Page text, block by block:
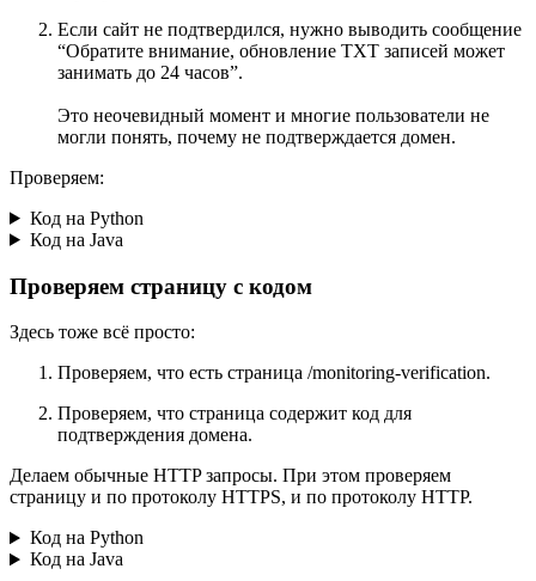
Если сайт не подтвердился, нужно выводить сообщение
“Обратите внимание, обновление TXT записей может
занимать до 24 часов”.
Это неочевидный момент и многие пользователи не
могли понять, почему не подтверждается домен.
Проверяем:
Код на Python
Код на Java
Проверяем страницу с кодом
Здесь тоже всё просто:
Проверяем, что есть страница /monitoring-verification.
Проверяем, что страница содержит код для
подтверждения домена.
Делаем обычные HTTP запросы. При этом проверяем
страницу и по протоколу HTTPS, и по протоколу HTTP.
Код на Python
Код на Java